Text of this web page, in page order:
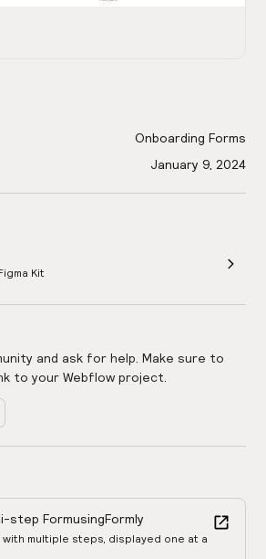
Onboarding Forms
January 9, 2024
Kit
and ask for help. Make sure to
to your Webflow project.
step FormusingFormly
with multiple steps, displayed one at a